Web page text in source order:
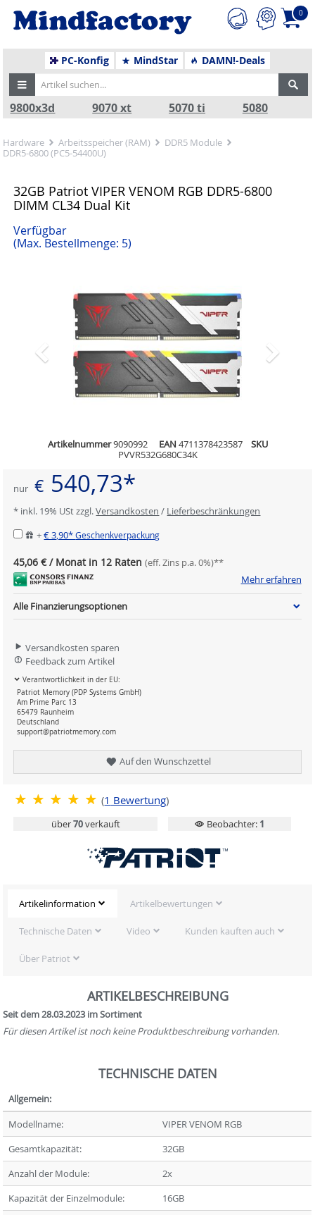
0
PC-Konfig MindStar DAMN!-Deals
9800x3d 9070 xt 5070 ti 5080
Hardware Arbeitsspeicher (RAM)
DDR5 Module
DDR5-6800 (PC5-54400U)
32GB Patriot VIPER VENOM RGB DDR5-6800
DIMM CL34 Dual Kit
Verfügbar
(Max. Bestellmenge: 5)
Artikelnummer9090992 EAN 4711378423587
SKU
PVVR532G680C34K
nur € 540,73*
* inkl. 19% USt zzgl.Versandkosten / Lieferbeschränkungen
+€ 3,90*Geschenkverpackung
45,06 € / Monat in 12 Raten (eff. Zins p.a. 0%)**
Mehr erfahren
Alle Finanzierungsoptionen
Versandkosten sparen
Feedback zum Artikel
Verantwortlichkeit in der EU:
Patriot Memory (PDP Systems GmbH)
Am Prime Parc 13
65479 Raunheim
Deutschland
support@patriotmemory.com
Auf den Wunschzettel
(1 Bewertung)
über70verkauft Beobachter: 1
Artikelinformation Artikelbewertungen
Technische Daten Video Kunden kauften auch
Über Patriot
ARTIKELBESCHREIBUNG
Seit dem 28.03.2023 im Sortiment
Für diesen Artikel ist noch keine Produktbeschreibung vorhanden.
TECHNISCHE DATEN
Allgemein:
Modellname:
VIPER VENOM RGB
Gesamtkapazität:
32GB
Anzahl der Module:
2x
Kapazität der Einzelmodule:
16GB